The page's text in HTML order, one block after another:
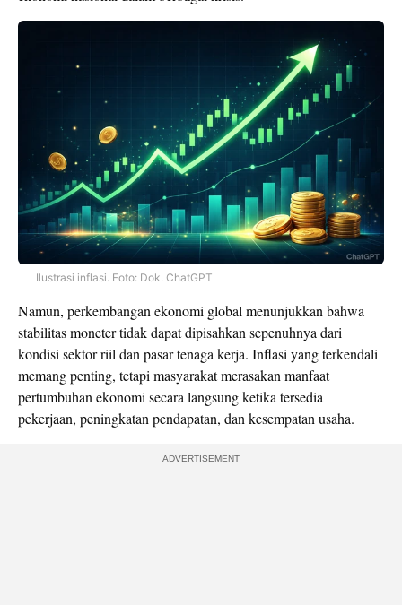
Ilustrasi inflasi. Foto: Dok. ChatGPT
Namun, perkembangan ekonomi global menunjukkan bahwa
stabilitas moneter tidak dapat dipisahkan sepenuhnya dari
kondisi sektor riil dan pasar tenaga kerja. Inflasi yang terkendali
memang penting, tetapi masyarakat merasakan manfaat
pertumbuhan ekonomi secara langsung ketika tersedia
pekerjaan, peningkatan pendapatan, dan kesempatan usaha.
ADVERTISEMENT